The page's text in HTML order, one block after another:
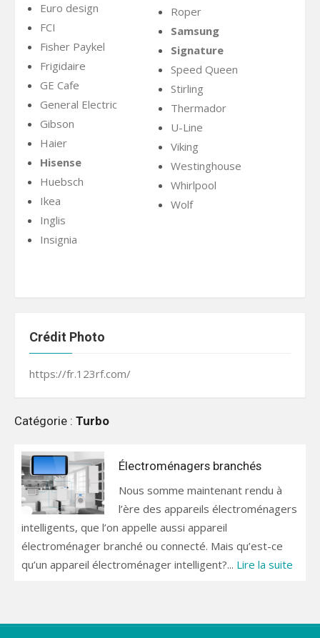
Catégorie : Turbo
Électroménagers branchés
Nous somme maintenant rendu à
l’ère des appareils électroménagers
intelligents, que l’on appelle aussi appareil
électroménager branché ou connecté. Mais qu’est-ce
qu’un appareil électroménager intelligent?... Lire la suite
Euro design
FCI
Fisher Paykel
Frigidaire
GE Cafe
General Electric
Gibson
Haier
Hisense
Huebsch
Ikea
Inglis
Insignia
Roper
Samsung
Signature
Speed Queen
Stirling
Thermador
U-Line
Viking
Westinghouse
Whirlpool
Wolf
Crédit Photo
https://fr.123rf.com/